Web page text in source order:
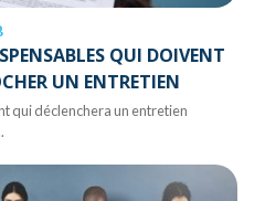
QUI DOIVENT
UN ENTRETIEN
qui déclenchera un entretien